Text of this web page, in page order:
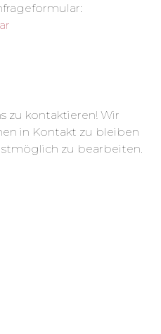
zu kontaktieren! Wir
in Kontakt zu bleiben
zu bearbeiten.